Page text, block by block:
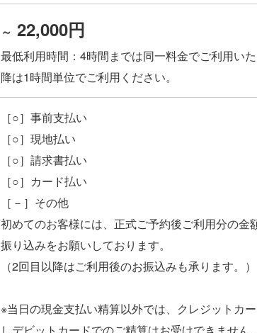
～ 22,000円
最低利用時間：4時間までは同一料金でご利用い
降は1時間単位でご利用ください。
［○］事前支払い
［○］現地払い
［○］請求書払い
［○］カード払い
［－］その他
初めてのお客様には、正式ご予約後ご利用分の
振り込みをお願いしております。
（2回目以降はご利用後のお振込みも承ります。）
※当日の現金支払い精算以外では、クレジットカ